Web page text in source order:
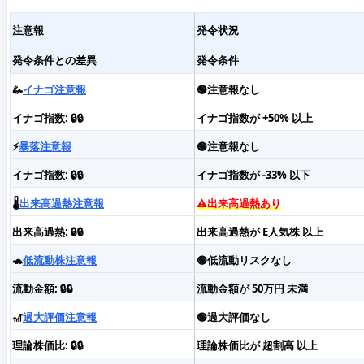
注意報 発令状況
発令条件との差異
発令条件
🦗イナゴ注意報
🟢注意報なし
イナゴ指数: 🔒🔒
イナゴ指数が +50% 以上
⚡️暴落注意報
🟢注意報なし
イナゴ指数: 🔒🔒
イナゴ指数が -33% 以下
🌡️出来高過熱注意報
⚠️出来高過熱あり
出来高過熱: 🔒🔒
出来高過熱が E人気株 以上
🐢低流動株注意報
🟢低流動リスクなし
流動金額: 🔒🔒
流動金額が 50万円 未満
🎢過大評価注意報
🟢過大評価なし
理論株価比: 🔒🔒
理論株価比が 超割高 以上